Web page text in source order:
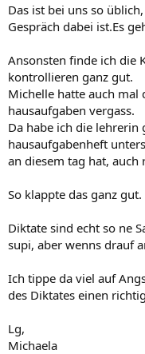
Das ist bei uns so
Gespräch dabei ist.Es
Ansonsten finde ich die
kontrollieren ganz gut.
Michelle hatte auch mal
hausaufgaben vergass.
Da habe ich die lehrerin
hausaufgabenheft
an diesem tag hat,
So klappte das ganz gut.
Diktate sind echt so ne
supi, aber wenns drauf
Ich tippe da viel auf
des Diktates einen
Lg,
Michaela